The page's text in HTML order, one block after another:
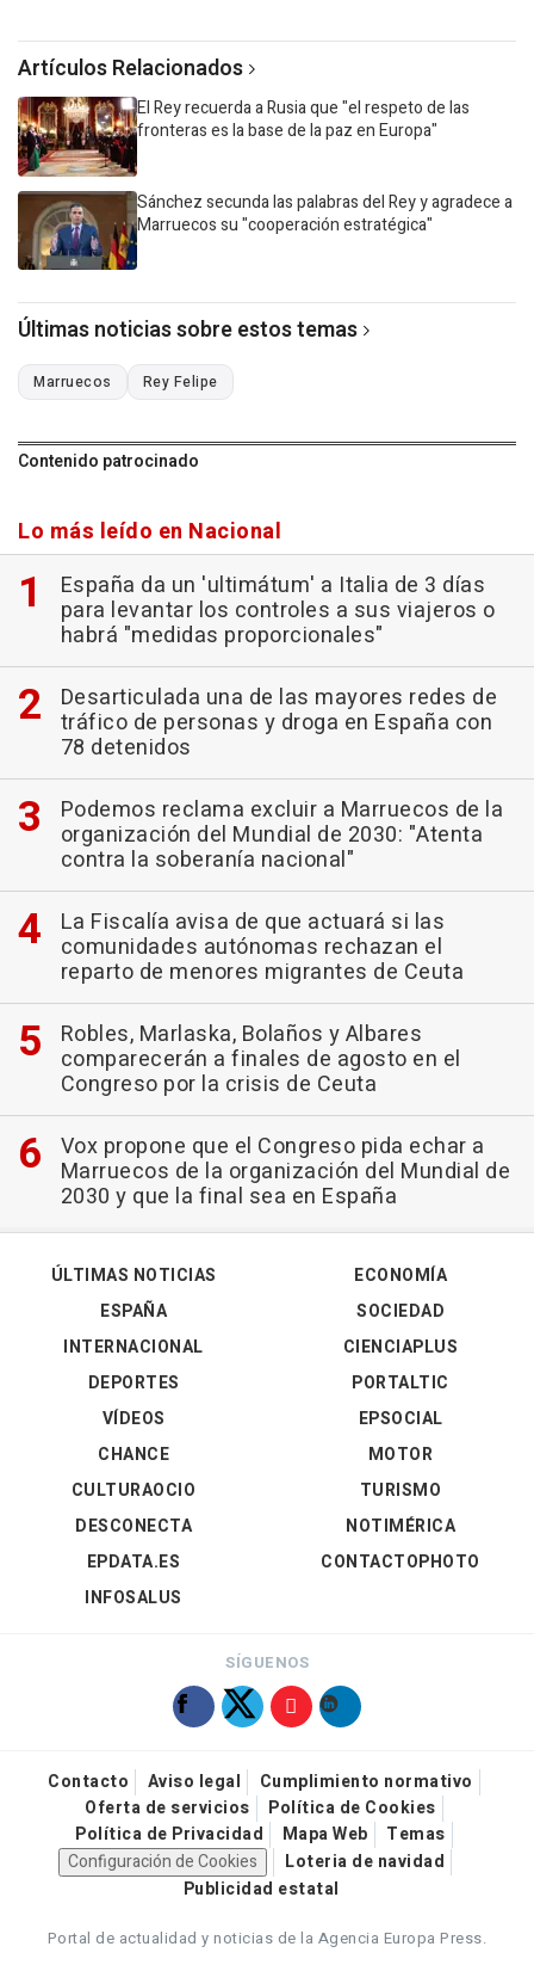
Artículos Relacionados
El Rey recuerda a Rusia que "el respeto de las
fronteras es la base de la paz en Europa"
Sánchez secunda las palabras del Rey y agradece a
Marruecos su "cooperación estratégica"
Últimas noticias sobre estos temas
Marruecos Rey Felipe
Contenido patrocinado
Lo más leído en Nacional
España da un 'ultimátum' a Italia de 3 días
para levantar los controles a sus viajeros o
habrá "medidas proporcionales"
Desarticulada una de las mayores redes de
tráfico de personas y droga en España con
78 detenidos
Podemos reclama excluir a Marruecos de la
organización del Mundial de 2030: "Atenta
contra la soberanía nacional"
La Fiscalía avisa de que actuará si las
comunidades autónomas rechazan el
reparto de menores migrantes de Ceuta
Robles, Marlaska, Bolaños y Albares
comparecerán a finales de agosto en el
Congreso por la crisis de Ceuta
Vox propone que el Congreso pida echar a
Marruecos de la organización del Mundial de
2030 y que la final sea en España
ÚLTIMAS NOTICIAS
ESPAÑA
INTERNACIONAL
DEPORTES
VÍDEOS
ECONOMÍA
SOCIEDAD
CIENCIAPLUS
PORTALTIC
EPSOCIAL
CHANCE
CULTURAOCIO
DESCONECTA
EPDATA.ES
INFOSALUS
MOTOR
TURISMO
NOTIMÉRICA
CONTACTOPHOTO
SÍGUENOS
Contacto Aviso legal
Cumplimiento normativo
Oferta de servicios
Política de Cookies
Política de Privacidad
Mapa Web
Temas
Configuración de Cookies
Loteria de navidad
Publicidad estatal
Portal de actualidad y noticias de la Agencia Europa Press.